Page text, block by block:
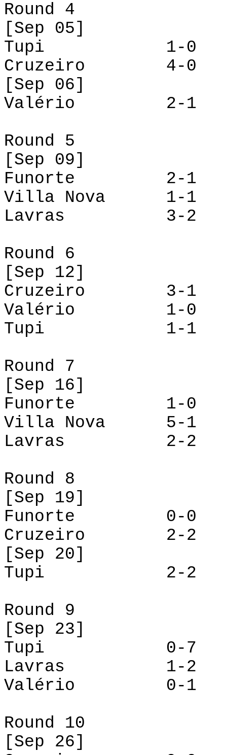
Round 4
[Sep 05]
Tupi 1-0
Cruzeiro 4-
[Sep 06]
Valério 2-1
Round 5
[Sep 09]
Funorte 2-1
Villa Nova 1-1
Lavras 3-2
Round 6
[Sep 12]
Cruzeiro 3-1
Valério 1-
Tupi 1-1
Round 7
[Sep 16]
Funorte 1-0
Villa Nova 5-1
Lavras 2-2
Round 8
[Sep 19]
Funorte 0-0
Cruzeiro 2-2
[Sep 20]
Tupi 2-2
Round 9
[Sep 23]
Tupi 0-7
Lavras 1-
Valério 0-1
Round 10
[Sep 26]